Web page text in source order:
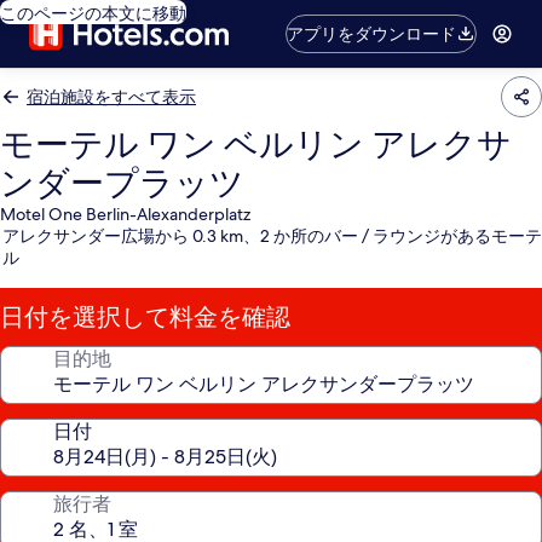
このページの本文に移動
アプリをダウンロード
宿泊施設をすべて表示
モーテル ワン ベルリン アレクサ
ンダープラッツ
Motel One Berlin-Alexanderplatz
アレクサンダー広場から 0.3 km、2 か所のバー / ラウンジがあるモーテ
ル
日付を選択して料金を確認
目的地
日付
旅行者